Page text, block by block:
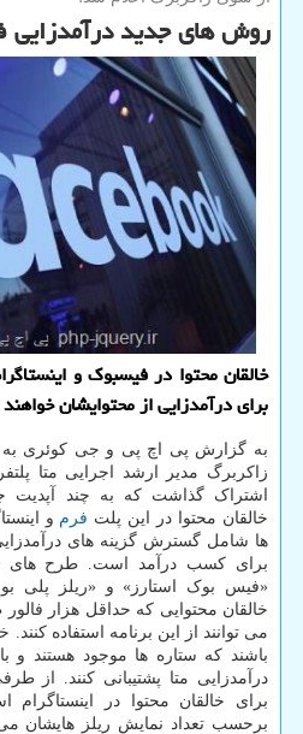
روش های جدید درآمدزایی
خالقان محتوا در فیسبوک و
برای درآمدزایی از محتوایشان
به گزارش پی اچ پی و جی کوئری به
زاکربرگ مدیر ارشد اجرایی متا
اشتراک گذاشت که به چند آپدیت
خالقان محتوا در این پلت فرم و
ها شامل گسترش گزینه های
برای کسب درآمد است. طرح های
«فیس بوک استارز» و «ریلز پلی
می توانند از این برنامه استفاده کنند.
باشند که ستاره ها موجود هستند و
درآمدزایی متا پشتیبانی کنند. از
برای خالقان محتوا در اینستاگرام
برحسب تعداد نمایش ریلز هایشان می